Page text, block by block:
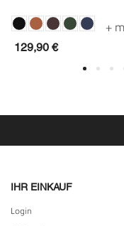
129,90 €
IHR EINKAUF
Login